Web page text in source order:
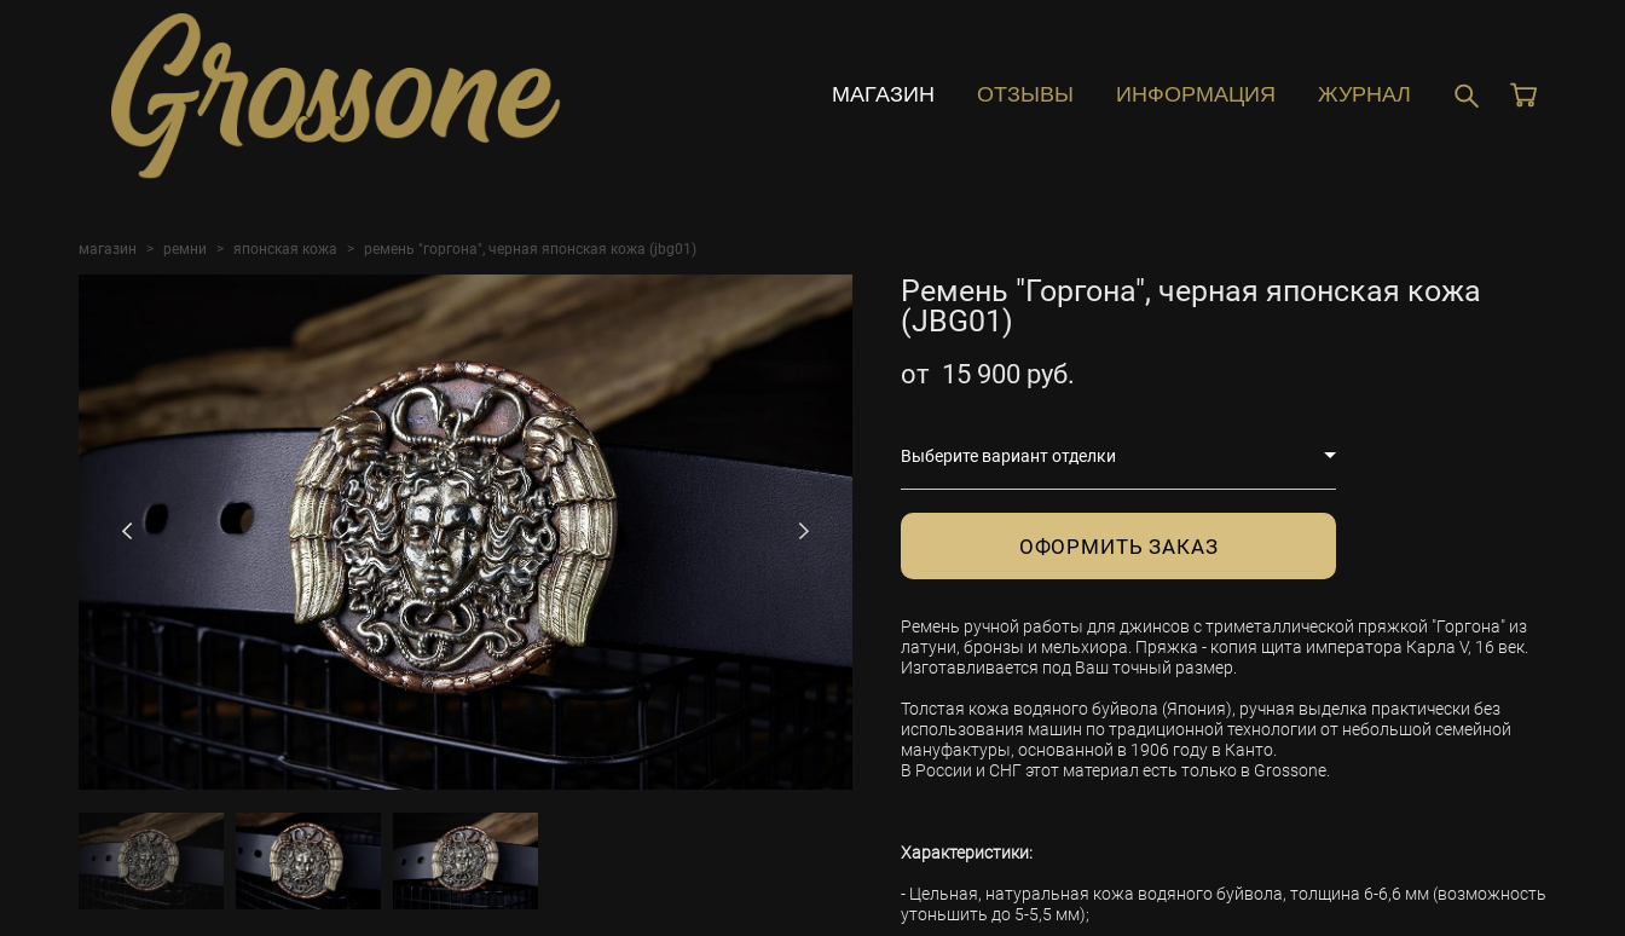
МАГАЗИН ОТЗЫВЫ ИНФОРМАЦИЯ ЖУРНАЛ
магазин > ремни > японская кожа > ремень "горгона", черная японская кожа (jbg01)
Ремень "Горгона", черная японская кожа
(JBG01)
от 15 900 pуб.
Выберите вариант отделки
ОФОРМИТЬ ЗАКАЗ
Ремень ручной работы для джинсов с триметаллической пряжкой "Горгона" из
латуни, бронзы и мельхиора. Пряжка - копия щита императора Карла V, 16 век.
Изготавливается под Ваш точный размер.
Толстая кожа водяного буйвола (Япония), ручная выделка практически без
использования машин по традиционной технологии от небольшой семейной
мануфактуры, основанной в 1906 году в Канто.
В России и СНГ этот материал есть только в Grossone.
Характеристики:
- Цельная, натуральная кожа водяного буйвола, толщина 6-6,6 мм (возможность
утоньшить до 5-5,5 мм);